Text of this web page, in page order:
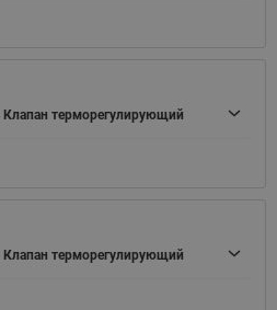
Клапан терморегулирующий
Клапан терморегулирующий